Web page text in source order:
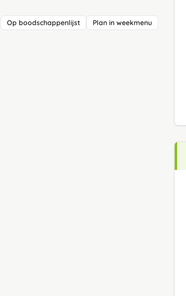
Op boodschappenlijst Plan in weekmenu